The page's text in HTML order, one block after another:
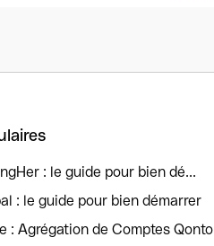
: le guide pour bien dé...
: le guide pour bien démarrer
: Agrégation de Comptes Qonto